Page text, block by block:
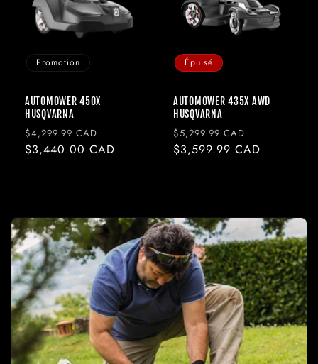
Promotion
AUTOMOWER 450X
HUSQVARNA
Prix
habituel
$4,299.99 CAD
promotionnel
$3,440.00 CAD
Épuisé
AUTOMOWER 435X AWD
HUSQVARNA
Prix
habituel
$5,299.99 CAD
$3,599.99 CAD